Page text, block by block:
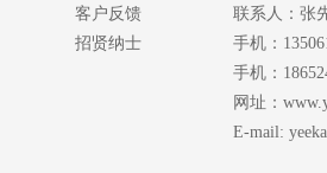
客户反馈
招贤纳士
联系人：张
手机：
手机：
网址：
E-mail: